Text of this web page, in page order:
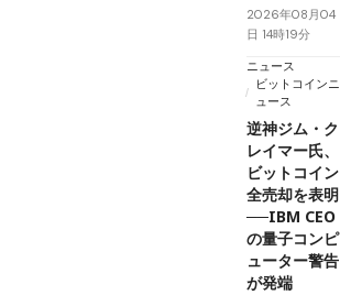
2026年08月04
日 14時19分
ニュース
ビットコインニ
ュース
逆神ジム・ク
レイマー氏、
ビットコイン
全売却を表明
──IBM CEO
の量子コンピ
ューター警告
が発端